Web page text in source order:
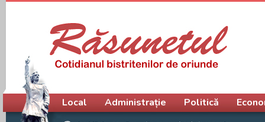
Meniu principal
Local Administrație Politică